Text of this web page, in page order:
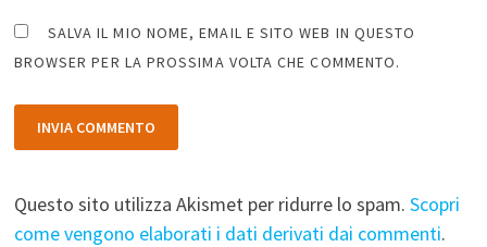
SALVA IL MIO NOME, EMAIL E SITO WEB IN QUESTO
BROWSER PER LA PROSSIMA VOLTA CHE COMMENTO.
Questo sito utilizza Akismet per ridurre lo spam. Scopri
come vengono elaborati i dati derivati dai commenti.